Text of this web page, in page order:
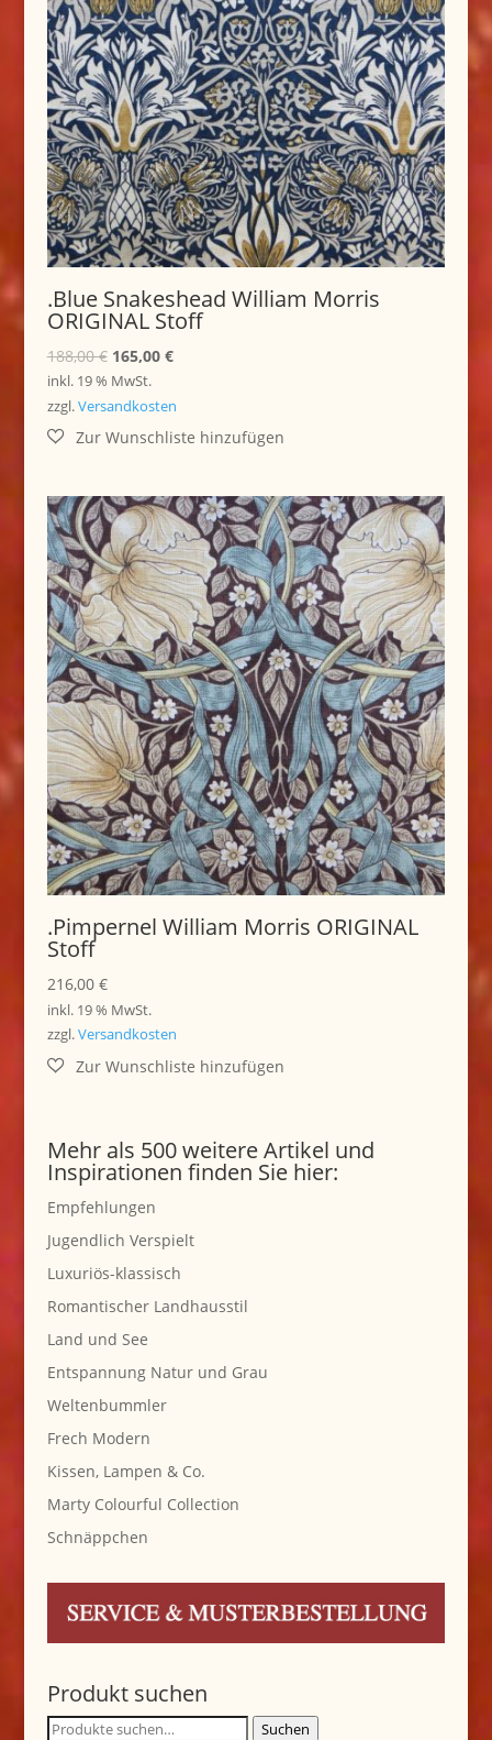
.Blue Snakeshead William Morris
ORIGINAL Stoff
188,00€ Ursprünglicher
Preis
war:
188,00 €
165,00 €Aktueller
ist:
165,00 €.
inkl. 19 % MwSt.
zzgl.Versandkosten
.Pimpernel William Morris ORIGINAL
Stoff
216,00 €
inkl. 19 % MwSt.
zzgl.Versandkosten
Mehr als 500 weitere Artikel und
Inspirationen finden Sie hier:
Empfehlungen
Jugendlich Verspielt
Luxuriös-klassisch
Romantischer Landhausstil
Land und See
Entspannung Natur und Grau
Weltenbummler
Frech Modern
Kissen, Lampen & Co.
Marty Colourful Collection
Schnäppchen
Produkt suchen
Suche
Suchen